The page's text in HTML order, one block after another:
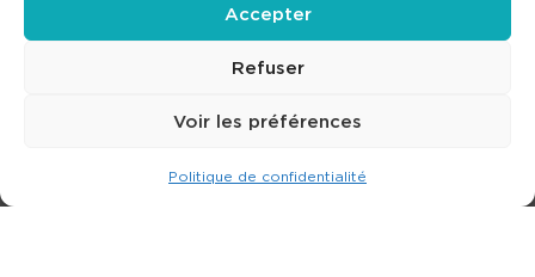
Accepter
Refuser
Voir les préférences
Politique de confidentialité